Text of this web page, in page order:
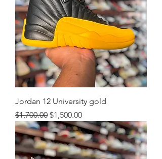
Jordan 12 University gold
Precio
$1,700.00 Precio de oferta
$1,500.00